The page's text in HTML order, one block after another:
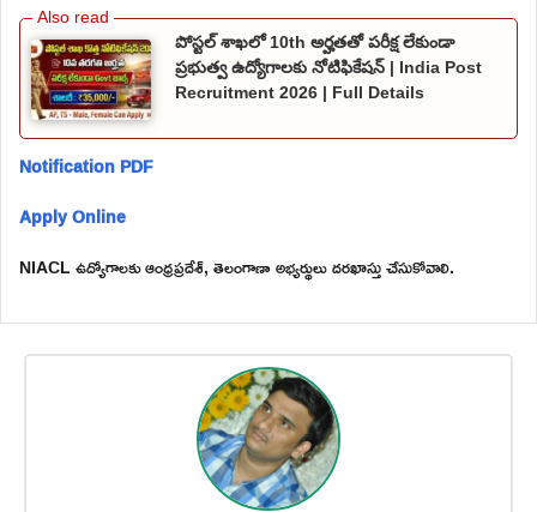
పోస్టల్ శాఖలో 10th అర్హతతో పరీక్ష లేకుండా
ప్రభుత్వ ఉద్యోగాలకు నోటిఫికేషన్ | India Post
Recruitment 2026 | Full Details
Notification PDF
Apply Online
NIACL ఉద్యోగాలకు ఆంధ్రప్రదేశ్, తెలంగాణా అభ్యర్థులు దరఖాస్తు చేసుకోవాలి.